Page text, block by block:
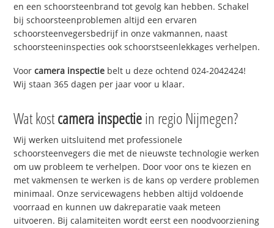
en een schoorsteenbrand tot gevolg kan hebben. Schakel
bij schoorsteenproblemen altijd een ervaren
schoorsteenvegersbedrijf in onze vakmannen, naast
schoorsteeninspecties ook schoorstseenlekkages verhelpen.
Voorcamera inspectie belt u deze ochtend 024-2042424!
Wij staan 365 dagen per jaar voor u klaar.
Wat kostcamera inspectiein regio Nijmegen?
Wij werken uitsluitend met professionele
schoorsteenvegers die met de nieuwste technologie werken
om uw probleem te verhelpen. Door voor ons te kiezen en
met vakmensen te werken is de kans op verdere problemen
minimaal. Onze servicewagens hebben altijd voldoende
voorraad en kunnen uw dakreparatie vaak meteen
uitvoeren. Bij calamiteiten wordt eerst een noodvoorziening